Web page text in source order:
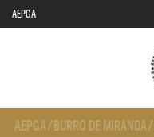
AEPGA
AEPGA/ BURRO DE MIRANDA/